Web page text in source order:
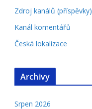
Zdroj kanálů (příspěvky)
Kanál komentářů
Česká lokalizace
Archivy
Srpen 2026